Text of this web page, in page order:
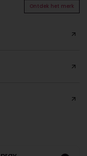
Ontdek het merk